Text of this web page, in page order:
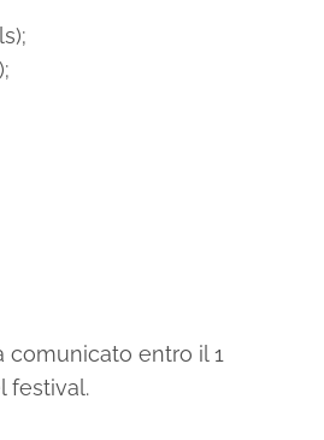
comunicato entro il 1
festival.